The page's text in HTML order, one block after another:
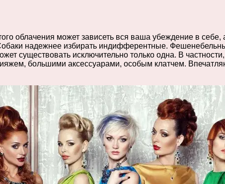
облачения может зависеть вся ваша убеждение в
надежнее избирать индифферентные.
существовать исключительно только одна. В
большими аксессуарами, особым клатчем.